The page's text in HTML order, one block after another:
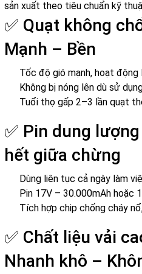
sản xuất theo tiêu chuẩn kỹ
✅ Quạt không
Mạnh – Bền
Tốc độ gió mạnh, hoạt
Không bị nóng lên dù sử
Tuổi thọ gấp 2–3 lần quạt
✅ Pin dung
hết giữa chừng
Dùng liên tục cả ngày làm
Pin 17V – 30.000mAh hoặc
Tích hợp chip chống cháy
✅ Chất liệu vải
Nhanh khô –